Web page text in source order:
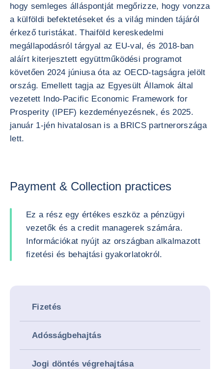
hogy semleges álláspontját megőrizze, hogy vonzza
a külföldi befektetéseket és a világ minden tájáról
érkező turistákat. Thaiföld kereskedelmi
megállapodásról tárgyal az EU-val, és 2018-ban
aláírt kiterjesztett együttműködési programot
követően 2024 júniusa óta az OECD-tagságra jelölt
ország. Emellett tagja az Egyesült Államok által
vezetett Indo-Pacific Economic Framework for
Prosperity (IPEF) kezdeményezésnek, és 2025.
január 1-jén hivatalosan is a BRICS partnerországa
lett.
Payment & Collection practices
Ez a rész egy értékes eszköz a pénzügyi
vezetők és a credit managerek számára.
Információkat nyújt az országban alkalmazott
fizetési és behajtási gyakorlatokról.
Fizetés
Adósságbehajtás
Jogi döntés végrehajtása